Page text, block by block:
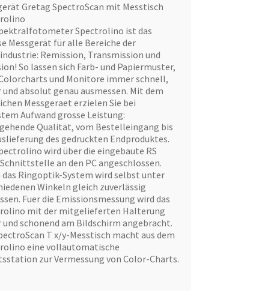
Gretag SpectroScan mit Messtisch
Spectrolino ist das
Messgerät für alle Bereiche der
Remission, Transmission und
So lassen sich Farb- und Papiermuster,
und Monitore immer schnell,
und absolut genau ausmessen. Mit dem
Messgeraet erzielen Sie bei
Aufwand grosse Leistung:
Qualität, vom Bestelleingang bis
des gedruckten Endproduktes.
wird über die eingebaute RS
an den PC angeschlossen.
das Ringoptik-System wird selbst unter
Winkeln gleich zuverlässig
Fuer die Emissionsmessung wird das
mit der mitgelieferten Halterung
und schonend am Bildschirm angebracht.
T x/y-Messtisch macht aus dem
eine vollautomatische
zur Vermessung von Color-Charts.